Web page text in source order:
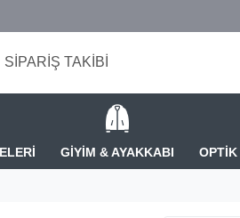
SİPARİŞ TAKİBİ
GİYİM & AYAKKABI